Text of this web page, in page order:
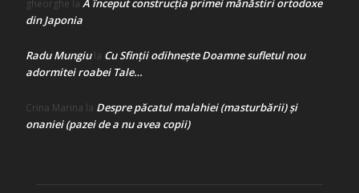
gheorghe la A început construcţia primei mănăstiri ortodoxe
din Japonia
Radu Mungiula Cu Sfinții odihnește Doamne sufletul nou
adormitei roabei Tale…
Crina Marina la Despre păcatul malahiei (masturbării) şi
onaniei (pazei de a nu avea copii)